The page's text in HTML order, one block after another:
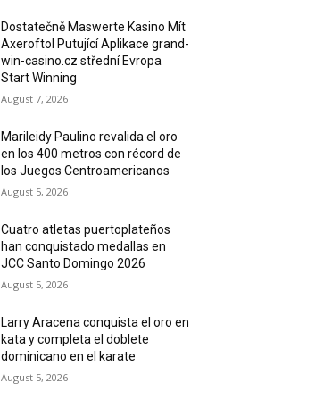
Dostatečně Maswerte Kasino Mít
Axeroftol Putující Aplikace grand-
win-casino.cz střední Evropa
Start Winning
August 7, 2026
Marileidy Paulino revalida el oro
en los 400 metros con récord de
los Juegos Centroamericanos
August 5, 2026
Cuatro atletas puertoplateños
han conquistado medallas en
JCC Santo Domingo 2026
August 5, 2026
Larry Aracena conquista el oro en
kata y completa el doblete
dominicano en el karate
August 5, 2026